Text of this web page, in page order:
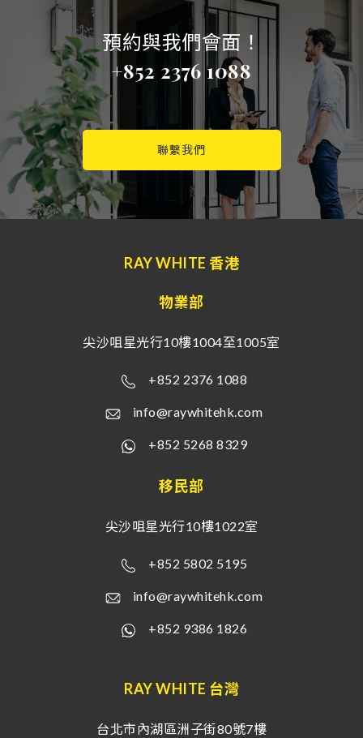
預約與我們會面！
+852 2376 1088
聯繫我們
RAY WHITE 香港
物業部
尖沙咀星光行10樓1004至1005室
+852 2376 1088
info@raywhitehk.com
+852 5268 8329
移民部
尖沙咀星光行10樓1022室
+852 5802 5195
info@raywhitehk.com
+852 9386 1826
RAY WHITE 台灣
台北市內湖區洲子街80號7樓